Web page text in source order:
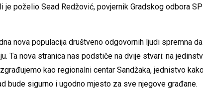
je poželio Sead Redžović, povjernik Gradskog odbora
nova populacija društveno odgovornih ljudi spremna
Ta nova stranica nas podstiče na dvije stvari: na
kao regionalni centar Sandžaka, jednistvo
bude sigurno i ugodno mjesto za sve njegove građane.